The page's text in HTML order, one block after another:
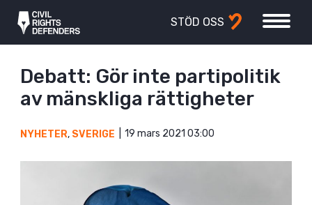
STÖD OSS
Debatt: Gör inte partipolitik
av mänskliga rättigheter
NYHETER, SVERIGE 19 mars 2021 03:00